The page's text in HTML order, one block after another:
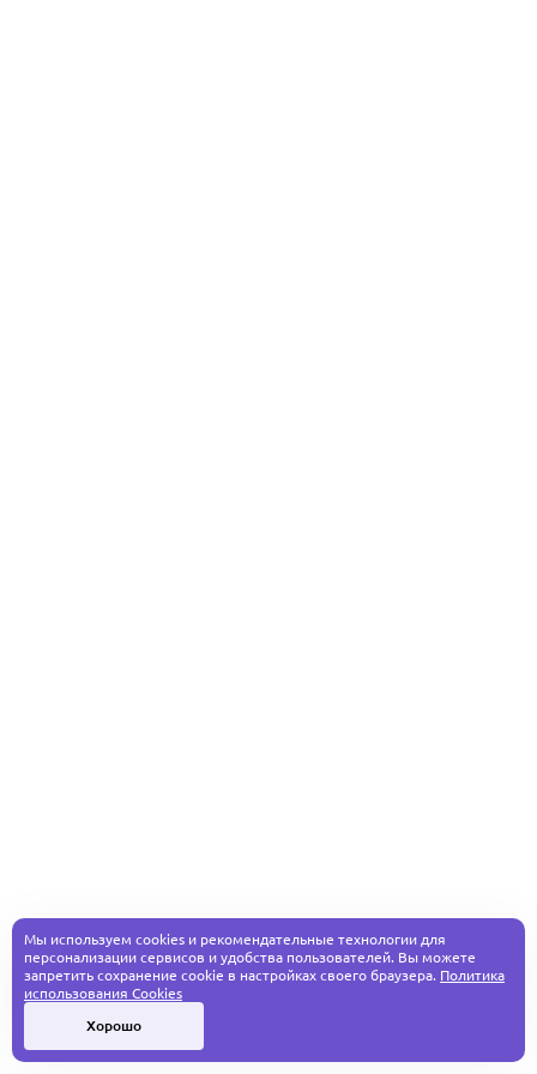
Мы используем cookies и рекомендательные технологии для
персонализации сервисов и удобства пользователей. Вы можете
запретить сохранение cookie в настройках своего браузера. Политика
использования Cookies
Хорошо